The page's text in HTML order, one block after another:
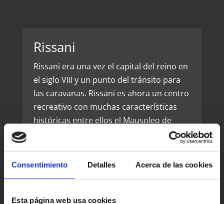
Consentimiento Detalles Acerca de las cookies
Esta página web usa cookies
Rissani
Rissani era una vez el capital del reino en
el siglo VIII y un punto del tránsito para
las caravanas. Rissani es ahora un centro
recreativo con muchas características
históricas entre ellos el Mausoleo de
Moulay Ali Cherif, antepasado de Moulay
Rachid, el fundador de la dinastía Alouite,
donde un mercado se coloca 3 veces a la
Erfoud